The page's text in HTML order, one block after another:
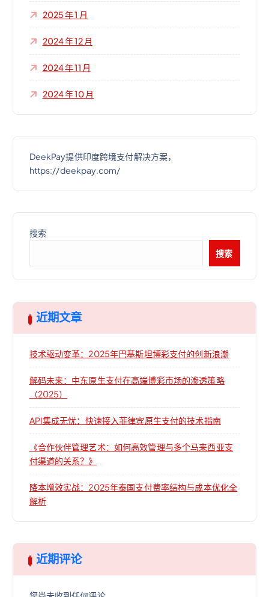
2025 年 1 月
2024 年 12 月
2024 年 11 月
2024 年 10 月
DeekPay提供印度跨境支付解决方案，
https://deekpay.com/
搜索
搜索
近期文章
技术驱动变革：2025年巴基斯坦博彩支付的创新浪潮
解码未来：中东原生支付在高端博彩市场的渗透策略
（2025）
API集成无忧：快速接入菲律宾原生支付的技术指南
《合作伙伴管理艺术：如何高效管理与多个马来西亚支
付渠道的关系？》
降本增效实战：2025年泰国支付费率结构与成本优化全
解析
近期评论